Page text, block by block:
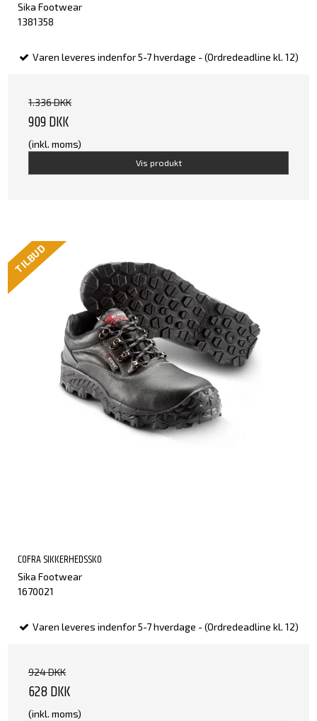
Sika Footwear
1381358
Varen leveres indenfor 5-7 hverdage - (Ordredeadline kl. 12)
1.336 DKK
909 DKK
(inkl. moms)
Vis produkt
TILBUD
COFRA SIKKERHEDSSKO
Sika Footwear
1670021
Varen leveres indenfor 5-7 hverdage - (Ordredeadline kl. 12)
924 DKK
628 DKK
(inkl. moms)